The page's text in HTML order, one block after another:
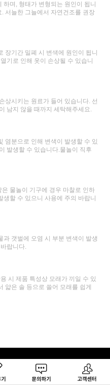
기 문의하기 고객센터
하며, 형태가 변형되는 원인이 됩니
서늘한 그늘에서 자연건조를 권장
장기간 밀폐 시 변색에 원인이 됩니
기로 인해 옷이 손상될 수 있습니
상시키는 원료가 들어 있습니다. 선
남지 않을 때까지 세탁해주세요.
염분으로 인해 변색이 발생할 수 있
발생할 수 있습니다.물놀이 직후
물놀이 기구에 경우 마찰로 인하
생할 수 있으니 사용에 주의 바랍니
과 갯벌에 오염 시 부분 변색이 발생
랍니다.
시 제품 특성상 모래가 끼일 수 있
얇은 솔 등으로 쓸어 모래를 쉽게